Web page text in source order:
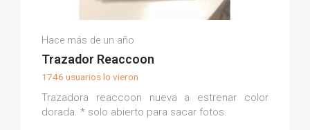
Kevin L.
Hace más de un año
Trazador Reaccoon
1746 usuarios lo vieron
Trazadora reaccoon nueva a estrenar color
dorada. * solo abierto para sacar fotos.